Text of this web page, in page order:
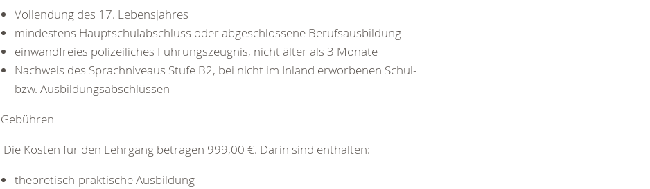
Vollendung des 17. Lebensjahres
mindestens Hauptschulabschluss oder abgeschlossene Berufsausbildung
einwandfreies polizeiliches Führungszeugnis, nicht älter als 3 Monate
Nachweis des Sprachniveaus Stufe B2, bei nicht im Inland erworbenen Schul-
bzw. Ausbildungsabschlüssen
Gebühren
Die Kosten für den Lehrgang betragen 999,00 €. Darin sind enthalten:
theoretisch-praktische Ausbildung